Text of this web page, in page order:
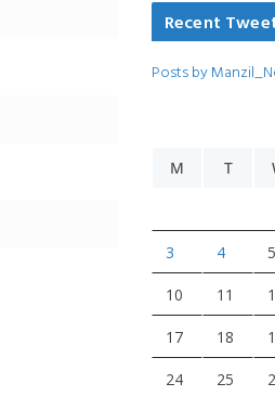
Recent
Posts by
M
T
3 4 5
10 11
17 18
24 25